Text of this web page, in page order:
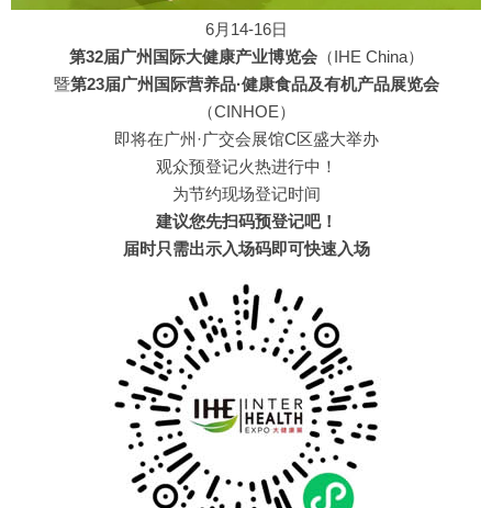
6月14-16日
第32届广州国际大健康产业博览会（IHE China）
暨第23届广州国际营养品·健康食品及有机产品展览会
（CINHOE）
即将在广州·广交会展馆C区盛大举办
观众预登记火热进行中！
为节约现场登记时间
建议您先扫码预登记吧！
届时只需出示入场码即可快速入场